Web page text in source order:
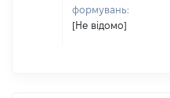
формувань:
[Не відомо]